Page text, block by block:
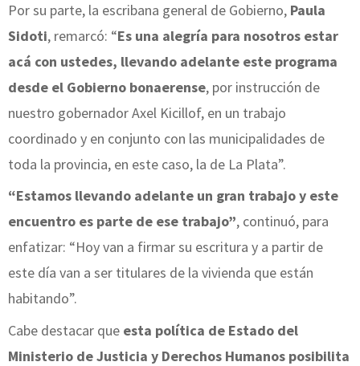
Por su parte, la escribana general de Gobierno, Paula
Sidoti, remarcó: “Es una alegría para nosotros estar
acá con ustedes, llevando adelante este programa
desde el Gobierno bonaerense, por instrucción de
nuestro gobernador Axel Kicillof, en un trabajo
coordinado y en conjunto con las municipalidades de
toda la provincia, en este caso, la de La Plata”.
“Estamos llevando adelante un gran trabajo y este
encuentro es parte de ese trabajo”, continuó, para
enfatizar: “Hoy van a firmar su escritura y a partir de
este día van a ser titulares de la vivienda que están
habitando”.
Cabe destacar que esta política de Estado del
Ministerio de Justicia y Derechos Humanos posibilita